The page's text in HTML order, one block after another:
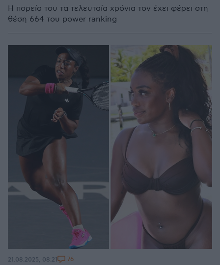
Η πορεία του τα τελευταία χρόνια τον έχει φέρει στη
θέση 664 του power ranking
21.08.2025, 08:21 76